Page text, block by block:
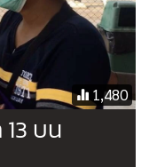
1,480
บน